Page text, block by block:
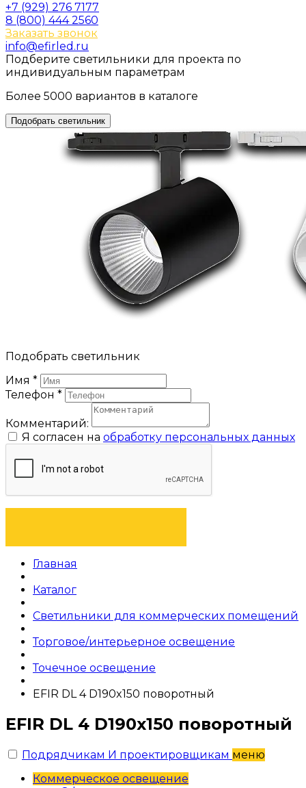
+7 (929) 276 7177
8 (800) 444 2560
Заказать звонок
info@efirled.ru
Подберите светильники для проекта по
индивидуальным параметрам
Более 5000 вариантов в каталоге
Подобрать светильник
Подобрать светильник
Имя *
Телефон *
Комментарий:
Я согласен на обработку персональных данных
Главная
Каталог
Светильники для коммерческих помещений
Торговое/интерьерное освещение
Точечное освещение
EFIR DL 4 D190x150 поворотный
EFIR DL 4 D190x150 поворотный
Подрядчикам И проектировщикам меню
Коммерческое освещение